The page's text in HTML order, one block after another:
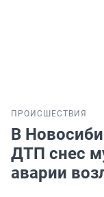
ПРОИСШЕСТВИЯ
В
ДТП снес
аварии